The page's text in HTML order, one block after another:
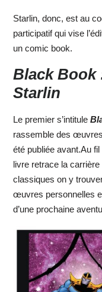
Starlin, donc, est au
participatif qui vise
un comic book.
Black Book
Starlin
Le premier s’intitule
rassemble des œuvres
été publiée avant.Au
livre retrace la
classiques on y
œuvres personnelles
d’une prochaine